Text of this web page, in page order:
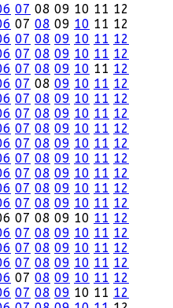
07 08 09 10 11 12
07 08 09 10 11 12
07 08 09 10 11 12
07 08 09 10 11 12
07 08 09 10 11 12
07 08 09 10 11 12
07 08 09 10 11 12
07 08 09 10 11 12
07 08 09 10 11 12
07 08 09 10 11 12
07 08 09 10 11 12
07 08 09 10 11 12
07 08 09 10 11 12
07 08 09 10 11 12
07 08 09 10 11 12
07 08 09 10 11 12
07 08 09 10 11 12
07 08 09 10 11 12
07 08 09 10 11 12
07 08 09 10 11 12